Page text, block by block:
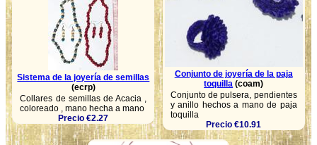
Sistema de la joyería de semillas
(ecrp)
Collares de semillas de Acacia ,
coloreado , mano hecha a mano
Precio €2.27
Conjunto de joyería de la paja
toquilla (coam)
Conjunto de pulsera, pendientes
y anillo hechos a mano de paja
toquilla
Precio €10.91